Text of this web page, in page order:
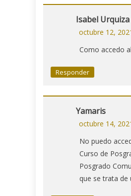
Isabel Urquiza
octubre 12,
Como accedo
Responder
Yamaris
octubre 14,
No puedo
Curso de
Posgrado
que se trata de